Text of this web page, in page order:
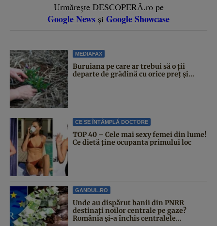
Urmărește DESCOPERĂ.ro pe
Google News și Google Showcase
MEDIAFAX
Buruiana pe care ar trebui să o ții
departe de grădină cu orice preț și...
CE SE ÎNTÂMPLĂ DOCTORE
TOP 40 – Cele mai sexy femei din lume!
Ce dietă ține ocupanta primului loc
GANDUL.RO
Unde au dispărut banii din PNRR
destinați noilor centrale pe gaze?
România și-a închis centralele...